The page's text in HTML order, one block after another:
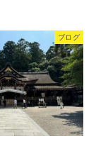
ブログ